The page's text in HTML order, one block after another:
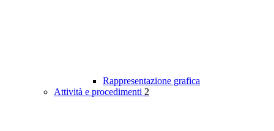
Rappresentazione grafica
Attività e procedimenti 2